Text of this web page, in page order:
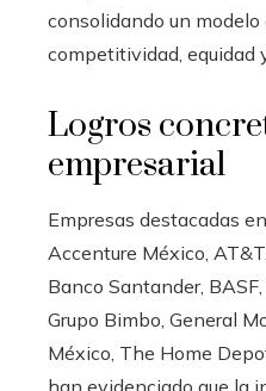
consolidando un
competitividad, equidad
Logros
empresarial
Empresas destacadas
Accenture México,
Banco Santander, BASF,
Grupo Bimbo, General
México, The Home
han evidenciado que la